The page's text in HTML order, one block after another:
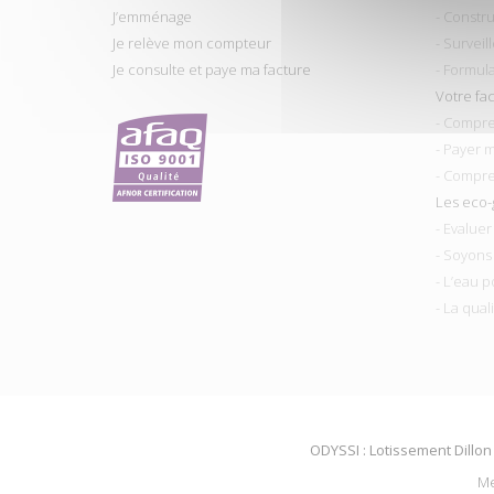
J’emménage
Je relève mon compteur
Je consulte et paye ma facture
-
-
-
Votre
-
- Payer
-
Les
-
-
- L’eau
- La
ODYSSI : Lotissement